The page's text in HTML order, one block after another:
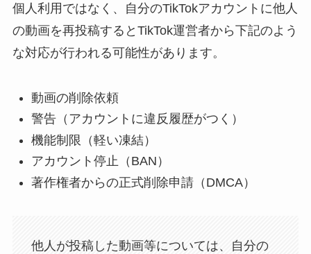
個人利用ではなく、自分のTikTokアカウントに他人
の動画を再投稿するとTikTok運営者から下記のよう
な対応が行われる可能性があります。
動画の削除依頼
警告（アカウントに違反履歴がつく）
機能制限（軽い凍結）
アカウント停止（BAN）
著作権者からの正式削除申請（DMCA）
他人が投稿した動画等については、自分の